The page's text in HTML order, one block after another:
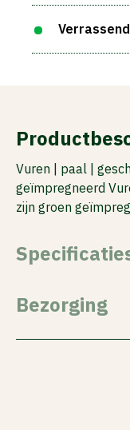
Vuren | paal |
geïmpregneerd
zijn groen
Bezorging